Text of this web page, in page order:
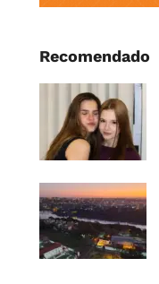
Recomendado